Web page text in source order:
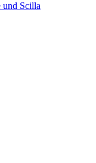
und Scilla